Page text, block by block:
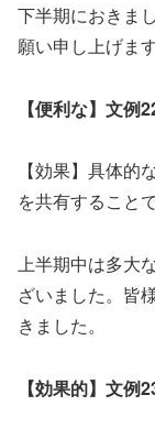
下半期におきま
願い申し上げます
【便利な】文例
【効果】具体
を共有すること
上半期中は多大
ざいました。皆
きました。
【効果的】文